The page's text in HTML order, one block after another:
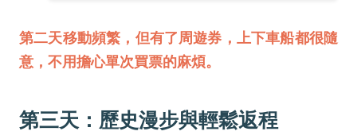
第二天移動頻繁，但有了周遊券，上下車船都很隨
意，不用擔心單次買票的麻煩。
第三天：歷史漫步與輕鬆返程